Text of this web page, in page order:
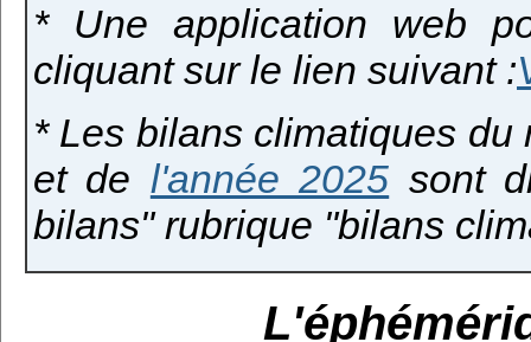
* Une application web
cliquant sur le lien suivant :
* Les bilans climatiques
et de l'année 2025 sont
bilans" rubrique "bilans